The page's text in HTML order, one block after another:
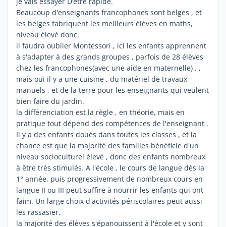
Beaucoup d'enseignants francophones sont belges , et
les belges fabriquent les meilleurs élèves en maths,
niveau élevé donc.
il faudra oublier Montessori , ici les enfants apprennent
à s'adapter à des grands groupes , parfois de 28 élèves
chez les francophones(avec une aide en maternelle) . ,
mais oui il y a une cuisine , du matériel de travaux
manuels , et de la terre pour les enseignants qui veulent
bien faire du jardin.
la différenciation est la règle , en théorie, mais en
pratique tout dépend des compétences de l'enseignant .
Il y a des enfants doués dans toutes les classes , et la
chance est que la majorité des familles bénéficie d'un
niveau socioculturel élevé , donc des enfants nombreux
à être très stimulés. A l'école , le cours de langue dès la
1° année, puis progressivement de nombreux cours en
langue II ou III peut suffire à nourrir les enfants qui ont
faim. Un large choix d'activités périscolaires peut aussi
les rassasier.
la majorité des élèves s'épanouissent à l'école et y sont